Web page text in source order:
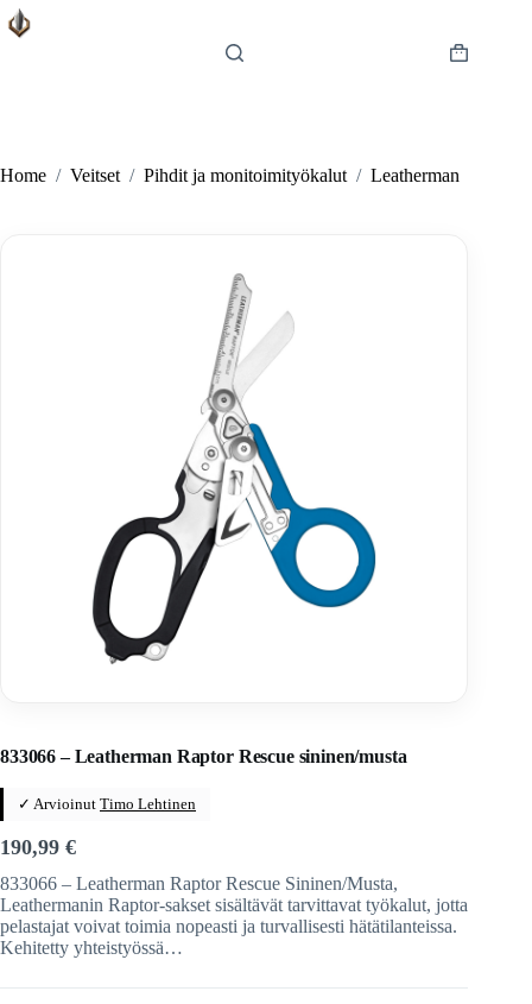
Skip
to
Shopping
Home / Veitset / Pihdit ja monitoimityökalut / Leatherman
833066 – Leatherman Raptor Rescue sininen/musta
✓ Arvioinut Timo Lehtinen
190,99 €
833066 – Leatherman Raptor Rescue Sininen/Musta,
Leathermanin Raptor-sakset sisältävät tarvittavat työkalut, jotta
pelastajat voivat toimia nopeasti ja turvallisesti hätätilanteissa.
Kehitetty yhteistyössä…